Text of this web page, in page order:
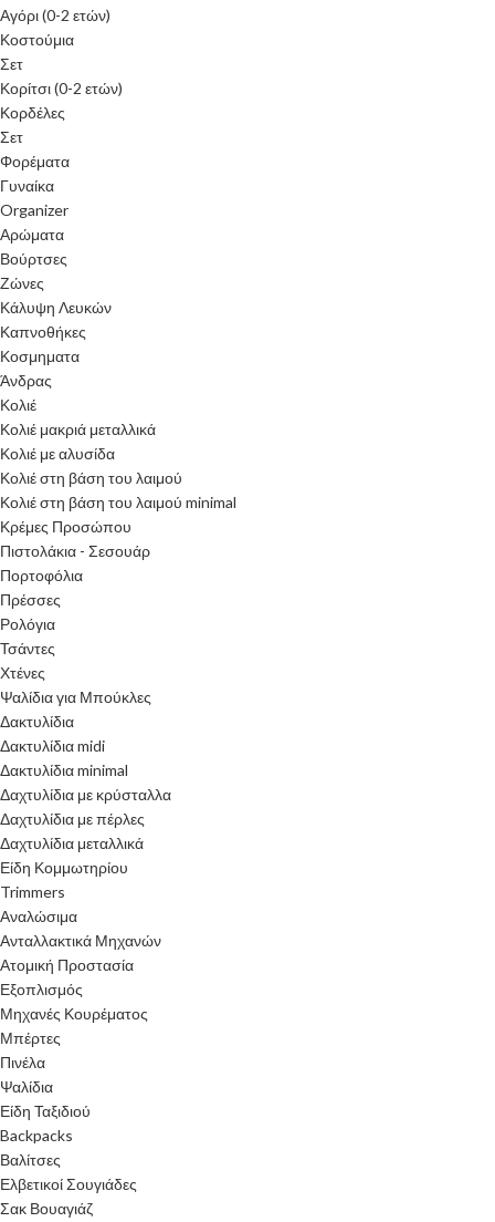
Αγόρι (0-2 ετών)
Κοστούμια
Σετ
Κορίτσι (0-2 ετών)
Κορδέλες
Σετ
Φορέματα
Γυναίκα
Organizer
Αρώματα
Βούρτσες
Ζώνες
Κάλυψη Λευκών
Καπνοθήκες
Κοσμηματα
Άνδρας
Κολιέ
Κολιέ μακριά μεταλλικά
Κολιέ με αλυσίδα
Κολιέ στη βάση του λαιμού
Κολιέ στη βάση του λαιμού minimal
Κρέμες Προσώπου
Πιστολάκια - Σεσουάρ
Πορτοφόλια
Πρέσσες
Ρολόγια
Τσάντες
Χτένες
Ψαλίδια για Μπούκλες
Δακτυλίδια
Δακτυλίδια midi
Δακτυλίδια minimal
Δαχτυλίδια με κρύσταλλα
Δαχτυλίδια με πέρλες
Δαχτυλίδια μεταλλικά
Είδη Κομμωτηρίου
Trimmers
Αναλώσιμα
Ανταλλακτικά Μηχανών
Ατομική Προστασία
Εξοπλισμός
Μηχανές Κουρέματος
Μπέρτες
Πινέλα
Ψαλίδια
Είδη Ταξιδιού
Backpacks
Βαλίτσες
Ελβετικοί Σουγιάδες
Σακ Βουαγιάζ